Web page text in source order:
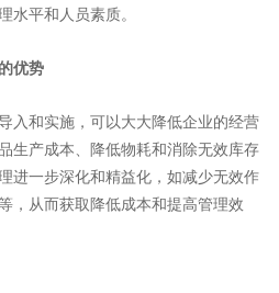
平和人员素质。
优势
和实施，可以大大降低企业的经营
生产成本、降低物耗和消除无效库存
进一步深化和精益化，如减少无效作
，从而获取降低成本和提高管理效